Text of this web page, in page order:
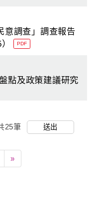
意調查」調查報告
PDF
點及政策建議研究
25筆 送出
»